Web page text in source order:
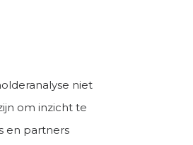
niet
om inzicht te
en partners